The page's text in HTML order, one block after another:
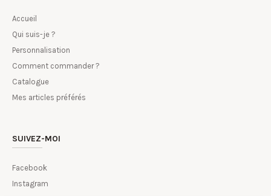
Accueil
Qui suis-je ?
Personnalisation
Comment commander ?
Catalogue
Mes articles préférés
SUIVEZ-MOI
Facebook
Instagram